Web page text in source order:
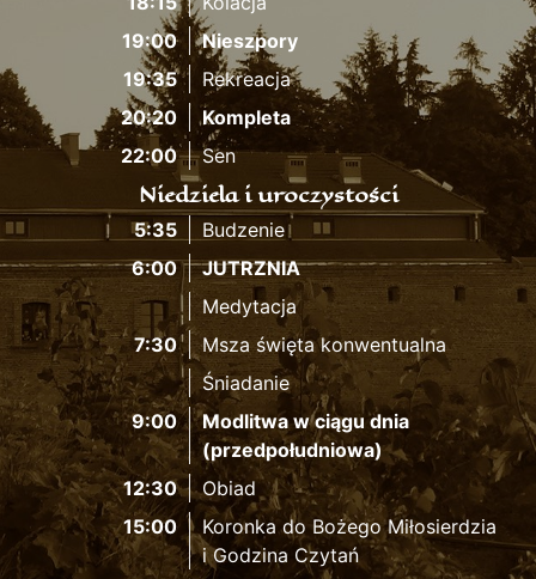
19:00
Nieszpory
19:35
Rekreacja
20:20
Kompleta
22:00
Sen
Niedziela i uroczystości
5:35
Budzenie
6:00
JUTRZNIA
Medytacja
7:30
Msza święta konwentualna
Śniadanie
9:00
Modlitwa w ciągu dnia
(przedpołudniowa)
12:30
Obiad
15:00
Koronka do Bożego Miłosierdzia
i Godzina Czytań